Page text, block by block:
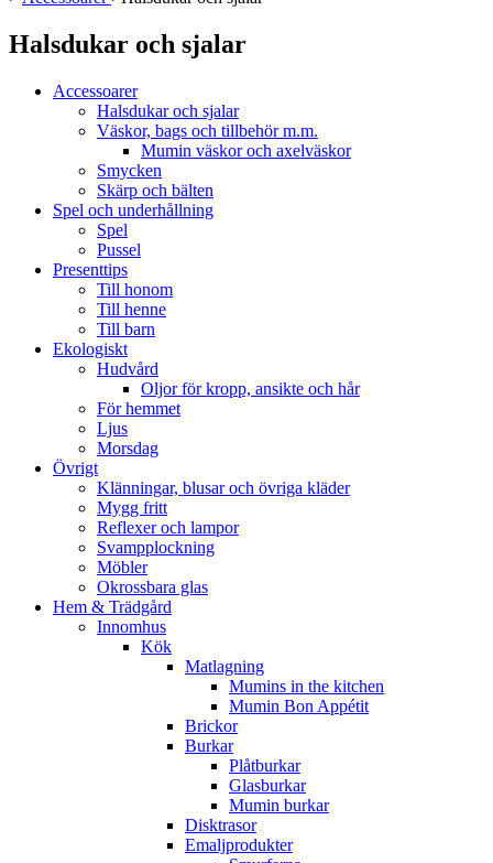
Halsdukar och sjalar
Accessoarer
Halsdukar och sjalar
Väskor, bags och tillbehör m.m.
Mumin väskor och axelväskor
Smycken
Skärp och bälten
Spel och underhållning
Spel
Pussel
Presenttips
Till honom
Till henne
Till barn
Ekologiskt
Hudvård
Oljor för kropp, ansikte och hår
För hemmet
Ljus
Morsdag
Övrigt
Klänningar, blusar och övriga kläder
Mygg fritt
Reflexer och lampor
Svampplockning
Möbler
Okrossbara glas
Hem & Trädgård
Innomhus
Kök
Matlagning
Mumins in the kitchen
Mumin Bon Appétit
Brickor
Burkar
Plåtburkar
Glasburkar
Mumin burkar
Disktrasor
Emaljprodukter